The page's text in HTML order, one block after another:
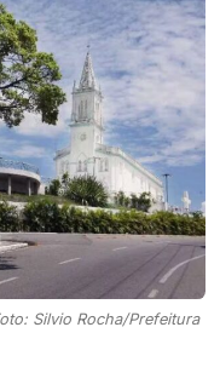
Silvio Rocha/Prefeitura